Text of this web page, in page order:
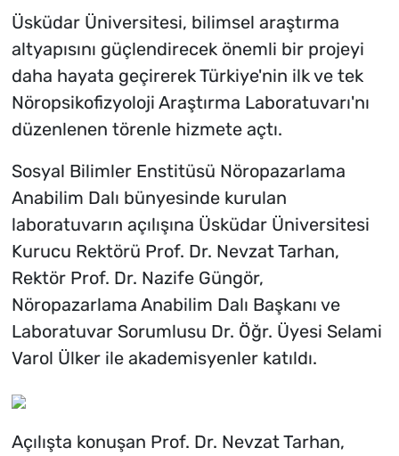
Üsküdar Üniversitesi, bilimsel araştırma
altyapısını güçlendirecek önemli bir projeyi
daha hayata geçirerek Türkiye'nin ilk ve tek
Nöropsikofizyoloji Araştırma Laboratuvarı'nı
düzenlenen törenle hizmete açtı.
Sosyal Bilimler Enstitüsü Nöropazarlama
Anabilim Dalı bünyesinde kurulan
laboratuvarın açılışına Üsküdar Üniversitesi
Kurucu Rektörü Prof. Dr. Nevzat Tarhan,
Rektör Prof. Dr. Nazife Güngör,
Nöropazarlama Anabilim Dalı Başkanı ve
Laboratuvar Sorumlusu Dr. Öğr. Üyesi Selami
Varol Ülker ile akademisyenler katıldı.
Açılışta konuşan Prof. Dr. Nevzat Tarhan,